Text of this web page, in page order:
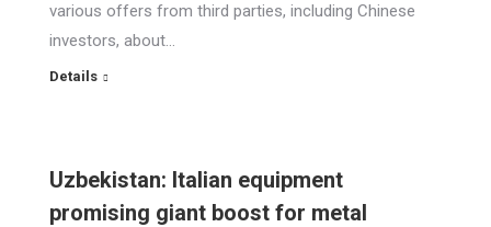
various offers from third parties, including Chinese
investors, about…
Details
Uzbekistan: Italian equipment
promising giant boost for metal